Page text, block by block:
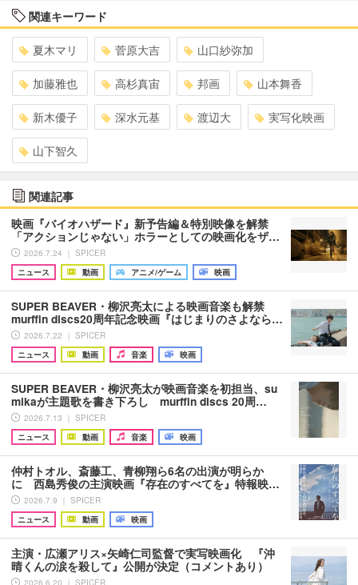
関連キーワード
夏木マリ 菅原大吉 山口紗弥加
加藤雅也 高杉真宙 邦画 山本舞香
新木優子 深水元基 渡辺大 実写化映画
山下智久
関連記事
映画『バイオハザード』新予告編＆特別映像を解禁
「アクションじゃない」ホラーとしての映画化をザ…
2026.7.24 ｜ SPICER
ニュース
動画 アニメ/ゲーム 映画
SUPER BEAVER・柳沢亮太による映画音楽も解禁
murffin discs20周年記念映画『はじまりのさよなら…
2026.7.22 ｜ SPICER
ニュース
動画 音楽 映画
SUPER BEAVER・柳沢亮太が映画音楽を初担当、su
mikaが主題歌を書き下ろし murffin discs 20周…
2026.7.13 ｜ SPICER
ニュース
動画 音楽 映画
仲村トオル、斎藤工、青柳翔ら6名の出演が明らか
に 西島秀俊の主演映画『存在のすべてを』特報映…
2026.7.9 ｜ SPICER
ニュース
動画 映画
主演・広瀬アリス×矢崎仁司監督で実写映画化 『沖
晴くんの涙を殺して』公開が決定（コメントあり）
2026.6.20 ｜ SPICER